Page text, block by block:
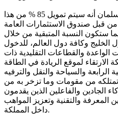
وأوضح الأمير محمد بن سلمان أنه سيتم تمويل 85 % من هذا
من قبل صندوق الاستثمارات العامة
ستكون النسبة المتبقية من خلال
وكافة دول العالم، للدخول
والقطاعات التقليدية ذات
الارتقاء لموقع الريادة في الطاقة
الرابعة والسياحة والنقل والترفيه
تمتلكه من مقومات وما تزخر به من
الجادين والفاعلين الذين يقدمون
والتقنية وتعزيز المواهب
داخل المملكة.